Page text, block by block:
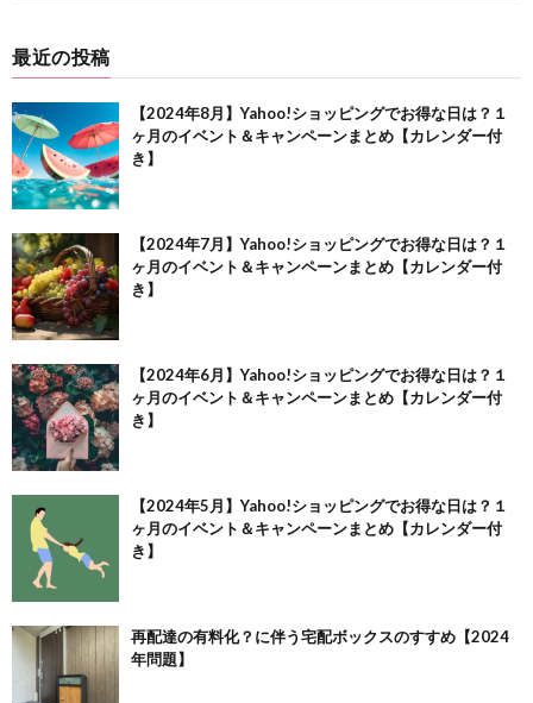
最近の投稿
【2024年8月】Yahoo!ショッピングでお得な日は？１
ヶ月のイベント＆キャンペーンまとめ【カレンダー付
き】
【2024年7月】Yahoo!ショッピングでお得な日は？１
ヶ月のイベント＆キャンペーンまとめ【カレンダー付
き】
【2024年6月】Yahoo!ショッピングでお得な日は？１
ヶ月のイベント＆キャンペーンまとめ【カレンダー付
き】
【2024年5月】Yahoo!ショッピングでお得な日は？１
ヶ月のイベント＆キャンペーンまとめ【カレンダー付
き】
再配達の有料化？に伴う宅配ボックスのすすめ【2024
年問題】